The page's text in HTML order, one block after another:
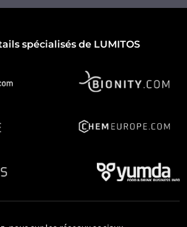
spécialisés de LUMITOS